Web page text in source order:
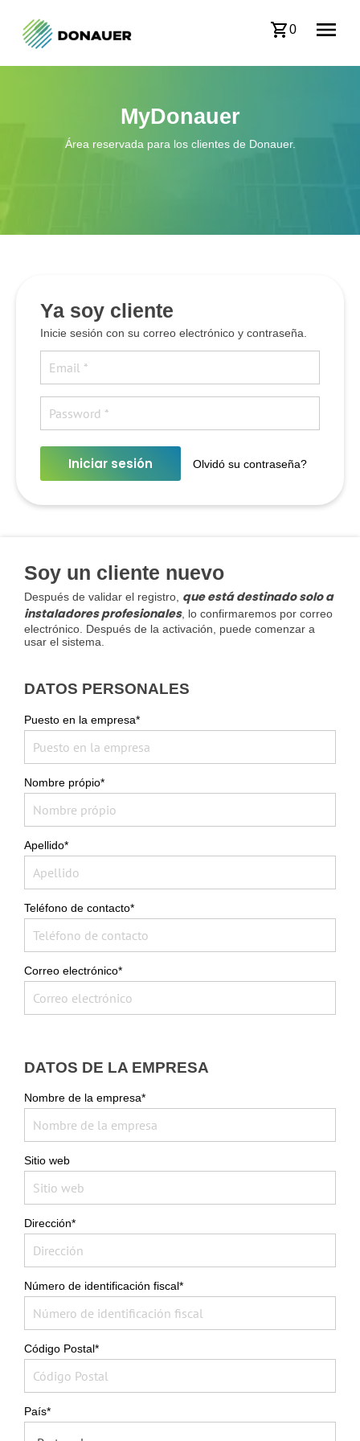
0
MyDonauer
Área reservada para los clientes de Donauer.
Ya soy cliente
Inicie sesión con su correo electrónico y contraseña.
Iniciar sesión Olvidó su contraseña?
Soy un cliente nuevo
Después de validar el registro, que está destinado solo a
instaladores profesionales, lo confirmaremos por correo
electrónico. Después de la activación, puede comenzar a
usar el sistema.
DATOS PERSONALES
Puesto en la empresa*
Nombre própio*
Apellido*
Teléfono de contacto*
Correo electrónico*
DATOS DE LA EMPRESA
Nombre de la empresa*
Sitio web
Dirección*
Número de identificación fiscal*
Código Postal*
País*